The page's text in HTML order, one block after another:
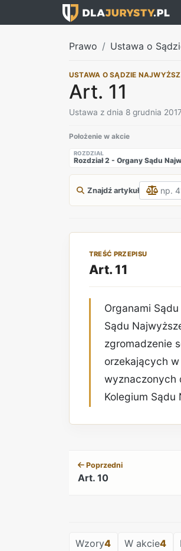
Prawo Ustawa o
USTAWA O SĄDZIE
Art. 11
Ustawa z dnia 8 grudnia
Położenie w akcie
ROZDZIAŁ
Rozdział 2 - Organy Sądu
Znajdź artykuł
TREŚĆ PRZEPISU
Art. 11
Organami
Sądu
zgromadzenie
orzekających
wyznaczonych
Kolegium Sądu
Poprzedni
Art. 10
Wzory4 W akcie4